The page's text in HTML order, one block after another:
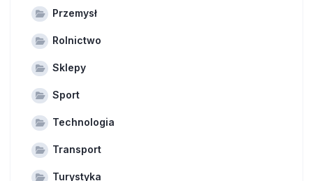
Przemysł
Rolnictwo
Sklepy
Sport
Technologia
Transport
Turystyka